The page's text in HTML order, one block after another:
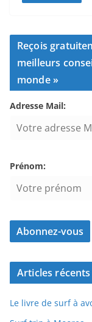
Reçois
meilleurs
monde »
Adresse Mail:
Prénom:
Articles récents
Le livre de surf à